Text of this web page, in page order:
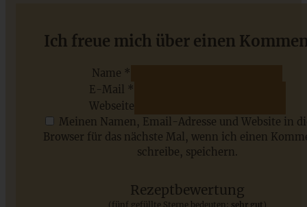
Mohnstriezel mit Streuseln
Saisonale Rezepte im Juli - meine 7 sommerlichen
Ich freue mich über einen
Name *
E-Mail *
Webseite
Meinen Namen, Email-Adresse und Website in
Browser für das nächste Mal, wenn ich einen
schreibe, speichern.
Rezeptbewertung
(fünf gefüllte Sterne bedeuten: sehr gut )